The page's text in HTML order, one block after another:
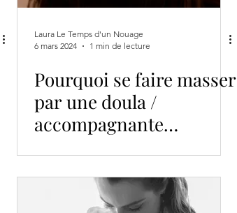
Laura Le Temps d'un Nouage
6 mars 2024
1 min de lecture
Pourquoi se faire masser
par une doula /
accompagnante